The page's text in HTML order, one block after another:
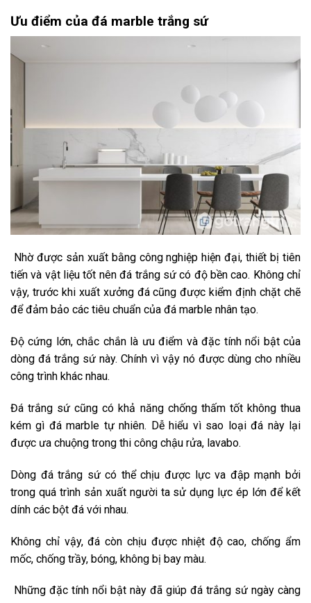
Ưu điểm của đá marble trắng sứ
Nhờ được sản xuất bằng công nghiệp hiện đại, thiết bị tiên
tiến và vật liệu tốt nên đá trắng sứ có độ bền cao. Không chỉ
vậy, trước khi xuất xưởng đá cũng được kiểm định chặt chẽ
để đảm bảo các tiêu chuẩn của đá marble nhân tạo.
Độ cứng lớn, chắc chắn là ưu điểm và đặc tính nổi bật của
dòng đá trắng sứ này. Chính vì vậy nó được dùng cho nhiều
công trình khác nhau.
Đá trắng sứ cũng có khả năng chống thấm tốt không thua
kém gì đá marble tự nhiên. Dễ hiểu vì sao loại đá này lại
được ưa chuộng trong thi công chậu rửa, lavabo.
Dòng đá trắng sứ có thể chịu được lực va đập mạnh bởi
trong quá trình sản xuất người ta sử dụng lực ép lớn để kết
dính các bột đá với nhau.
Không chỉ vậy, đá còn chịu được nhiệt độ cao, chống ẩm
mốc, chống trầy, bóng, không bị bay màu.
Những đặc tính nổi bật này đã giúp đá trắng sứ ngày càng